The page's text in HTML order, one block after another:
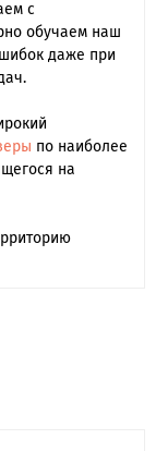
с
обучаем наш
даже при
по наиболее
на